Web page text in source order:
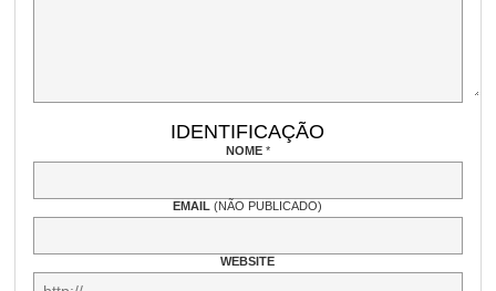
IDENTIFICAÇÃO
NOME *
EMAIL(NÃO PUBLICADO)
WEBSITE